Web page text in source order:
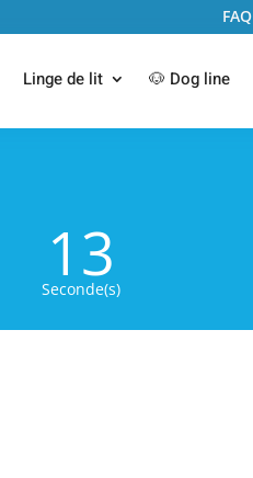
FAQ
Linge de lit 🐶 Dog line
11
Seconde(s)